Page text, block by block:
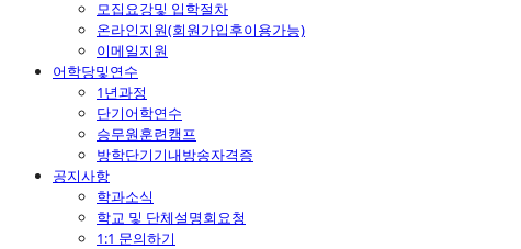
모집요강및 입학절차
온라인지원(회원가입후이용가능)
이메일지원
어학당및연수
1년과정
단기어학연수
승무원훈련캠프
방학단기기내방송자격증
공지사항
학과소식
학교 및 단체설명회요청
1:1 문의하기